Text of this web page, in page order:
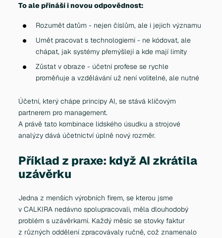
To ale přináší i novou odpovědnost:
Rozumět datům - nejen číslům, ale i jejich významu
Umět pracovat s technologiemi - ne kódovat, ale
chápat, jak systémy přemýšlejí a kde mají limity
Zůstat v obraze - účetní profese se rychle
proměňuje a vzdělávání už není volitelné, ale nutné
Účetní, který chápe principy AI, se stává klíčovým
partnerem pro management.
A právě tato kombinace lidského úsudku a strojové
analýzy dává účetnictví úplně nový rozměr.
Příklad z praxe: když AI zkrátila
uzávěrku
Jedna z menších výrobních firem, se kterou jsme
v CALKIRA nedávno spolupracovali, měla dlouhodobý
problém s uzávěrkami. Každý měsíc se stovky faktur
z různých oddělení zpracovávaly ručně, což znamenalo